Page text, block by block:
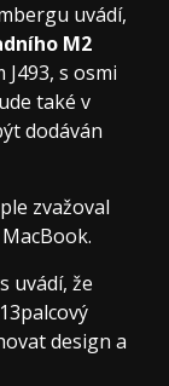
uvádí,
M2
s osmi
také v
dodáván
zvažoval
uvádí, že
design a